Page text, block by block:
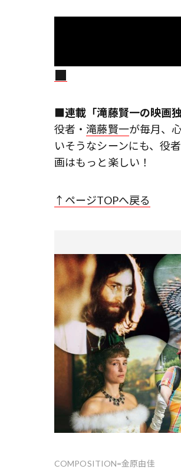
■連載「滝藤賢一の映画
役者・滝藤賢一が毎月、
いそうなシーンにも、役
画はもっと楽しい！
↑ページTOPへ戻る
COMPOSITION=金原由佳